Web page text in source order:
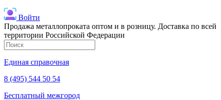
Войти
Продажа металлопроката оптом и в розницу. Доставка по всей
территории Российской Федерации
Единая справочная
8 (495) 544 50 54
Бесплатный межгород